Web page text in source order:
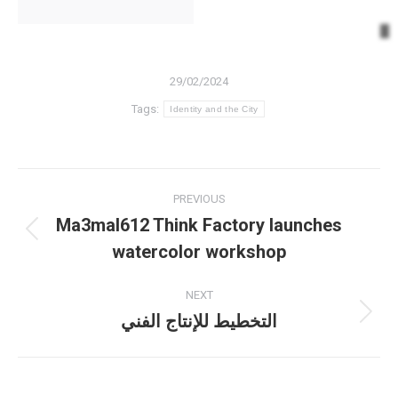
29/02/2024
Tags: Identity and the City
navigation
PREVIOUS
post:
Ma3mal612 Think Factory launches
watercolor workshop
NEXT
Next
التخطيط للإنتاج الفني